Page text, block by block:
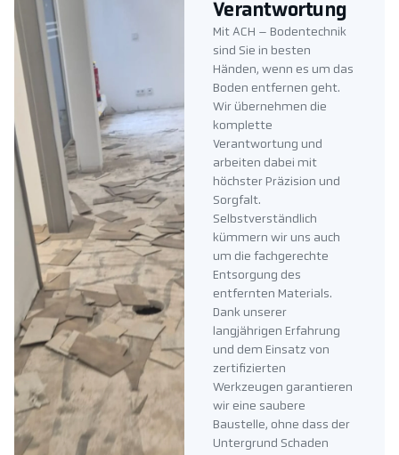
Verantwortung
Mit ACH – Bodentechnik
sind Sie in besten
Händen, wenn es um das
Boden entfernen geht.
Wir übernehmen die
komplette
Verantwortung und
arbeiten dabei mit
höchster Präzision und
Sorgfalt.
Selbstverständlich
kümmern wir uns auch
um die fachgerechte
Entsorgung des
entfernten Materials.
Dank unserer
langjährigen Erfahrung
und dem Einsatz von
zertifizierten
Werkzeugen garantieren
wir eine saubere
Baustelle, ohne dass der
Untergrund Schaden